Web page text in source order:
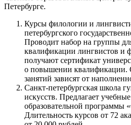
Петербурге.
Курсы филологии и
петербургского
Проводит набор на группы
квалификации лингвистов и
получают сертификат
о повышении квалификации.
занятий зависят от
Санкт-петербургская школа
искусств. Предлагает
образовательной программы
Длительность курсов от 72